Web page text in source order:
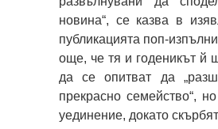
новина“, се казва в
публикацията поп-
още, че тя и годеникът й
да се опитват да
прекрасно семейство“,
уединение, докато